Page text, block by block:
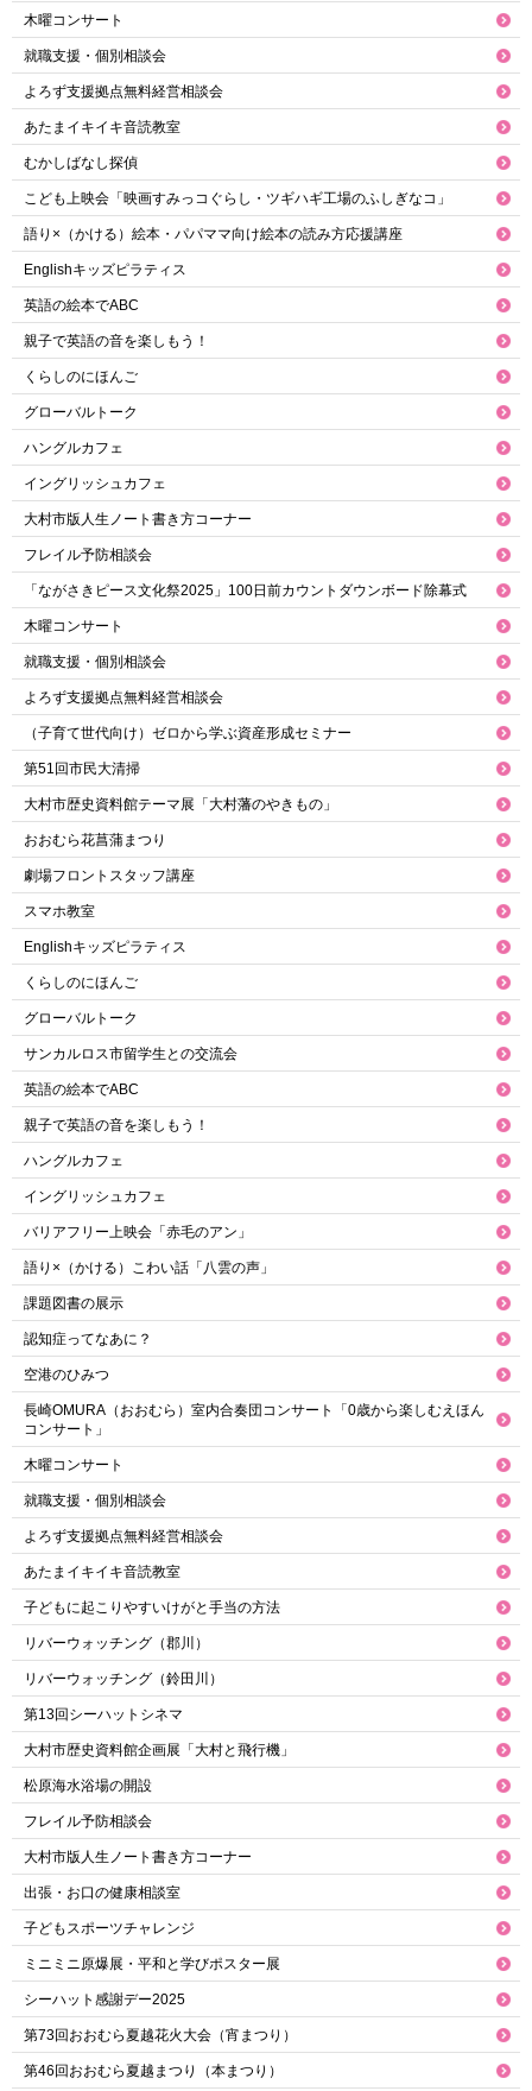
木曜コンサート
就職支援・個別相談会
よろず支援拠点無料経営相談会
あたまイキイキ音読教室
むかしばなし探偵
こども上映会「映画すみっコぐらし・ツギハギ工場のふしぎなコ」
語り×（かける）絵本・パパママ向け絵本の読み方応援講座
Englishキッズピラティス
英語の絵本でABC
親子で英語の音を楽しもう！
くらしのにほんご
グローバルトーク
ハングルカフェ
イングリッシュカフェ
大村市版人生ノート書き方コーナー
フレイル予防相談会
「ながさきピース文化祭2025」100日前カウントダウンボード除幕式
木曜コンサート
就職支援・個別相談会
よろず支援拠点無料経営相談会
（子育て世代向け）ゼロから学ぶ資産形成セミナー
第51回市民大清掃
大村市歴史資料館テーマ展「大村藩のやきもの」
おおむら花菖蒲まつり
劇場フロントスタッフ講座
スマホ教室
Englishキッズピラティス
くらしのにほんご
グローバルトーク
サンカルロス市留学生との交流会
英語の絵本でABC
親子で英語の音を楽しもう！
ハングルカフェ
イングリッシュカフェ
バリアフリー上映会「赤毛のアン」
語り×（かける）こわい話「八雲の声」
課題図書の展示
認知症ってなあに？
空港のひみつ
長崎OMURA（おおむら）室内合奏団コンサート「0歳から楽しむえほん
コンサート」
木曜コンサート
就職支援・個別相談会
よろず支援拠点無料経営相談会
あたまイキイキ音読教室
子どもに起こりやすいけがと手当の方法
リバーウォッチング（郡川）
リバーウォッチング（鈴田川）
第13回シーハットシネマ
大村市歴史資料館企画展「大村と飛行機」
松原海水浴場の開設
フレイル予防相談会
大村市版人生ノート書き方コーナー
出張・お口の健康相談室
子どもスポーツチャレンジ
ミニミニ原爆展・平和と学びポスター展
シーハット感謝デー2025
第73回おおむら夏越花火大会（宵まつり）
第46回おおむら夏越まつり（本まつり）